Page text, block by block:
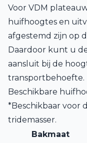
Voor VDM
huifhoogtes en
afgestemd zijn op
Daardoor kunt u
aansluit bij de
transportbehoefte.
Beschikbare
*Beschikbaar voor
tridemasser.
Bakmaat